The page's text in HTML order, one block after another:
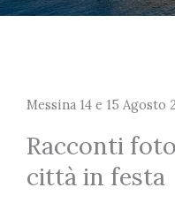
Messina 14 e 15 Agosto
Racconti
città in festa